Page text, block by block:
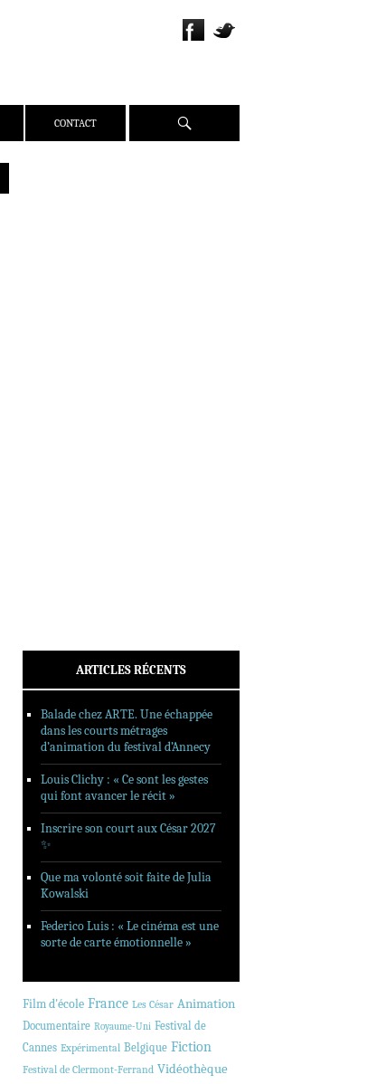
CONTACT Recherche
ARTICLES RÉCENTS
Balade chez ARTE. Une échappée
dans les courts métrages
d’animation du festival d’Annecy
Louis Clichy : « Ce sont les gestes
qui font avancer le récit »
Inscrire son court aux César 2027
✨
Que ma volonté soit faite de Julia
Kowalski
Federico Luis : « Le cinéma est une
sorte de carte émotionnelle »
Film d'école France Les César Animation
Documentaire Royaume-Uni Festival de
Cannes Expérimental Belgique Fiction
Festival de Clermont-Ferrand Vidéothèque